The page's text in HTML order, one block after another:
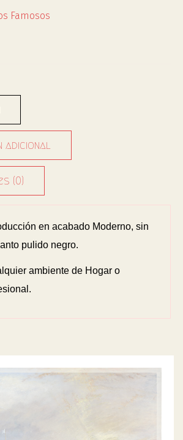
Famosos
adicional
(0)
en acabado Moderno, sin
pulido negro.
ambiente de Hogar o